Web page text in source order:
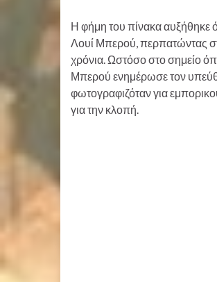
Η φήμη του πίνακα αυξήθηκε
Λουί Μπερού, περπατώντας
χρόνια. Ωστόσο στο σημείο
Μπερού ενημέρωσε τον
φωτογραφιζόταν για
για την κλοπή.